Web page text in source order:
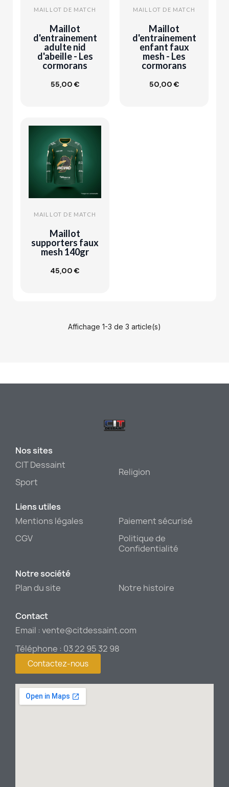
MAILLOT DE MATCH
Maillot
d'entrainement
adulte nid
d'abeille - Les
cormorans
55,00 €
Personnaliser
MAILLOT DE MATCH
Maillot
d'entrainement
enfant faux
mesh - Les
cormorans
50,00 €
Personnaliser
MAILLOT DE MATCH
Maillot
supporters faux
mesh 140gr
45,00 €
Personnaliser
Affichage 1-3 de 3 article(s)
Nos sites
CIT Dessaint
Sport
Religion
Liens utiles
Mentions légales
CGV
Paiement sécurisé
Politique de
Confidentialité
Notre société
Plan du site
Notre histoire
Contact
Email : vente@citdessaint.com
Téléphone : 03 22 95 32 98
Contactez-nous